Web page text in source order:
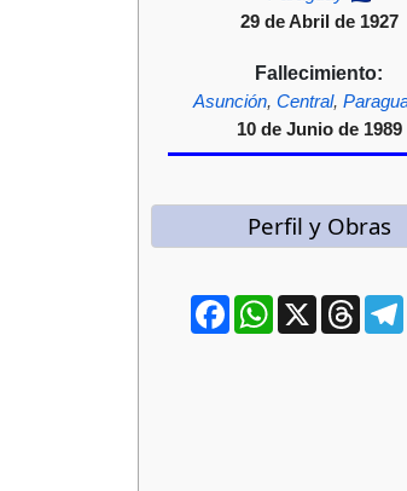
29 de Abril de 1927
Fallecimiento:
Asunción, Central,
10 de Junio de 1989
Perfil y Obras
FacebookWhatsApp
X